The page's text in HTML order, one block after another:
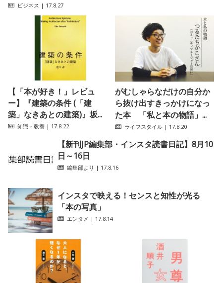
ビジネス | 17.8.27
【「本が好き！」レビュ
ー】『建築の条件 (「建
築」なきあとの建築)』坂...
知識・教養 | 17.8.22
がむしゃらなだけの自分か
ら抜け出すきっかけになっ
た本 「私と本の物語」...
ライフスタイル | 17.8.20
【新刊JP編集部・インスタ読書日記】8月10
日～16日
編集部より | 17.8.16
インスタで映える！センスと知性が光る
「本の写真」
エンタメ | 17.8.14